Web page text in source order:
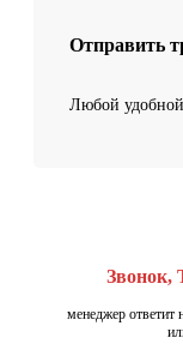
Отправить
Любой удобной
Звонок,
менеджер ответит